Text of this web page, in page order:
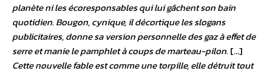
planète ni les écoresponsables qui lui gâchent son bain
quotidien. Bougon, cynique, il décortique les slogans
publicitaires, donne sa version personnelle des gaz à effet de
serre et manie le pamphlet à coups de marteau-pilon.[…]
Cette nouvelle fable est comme une torpille, elle détruit tout